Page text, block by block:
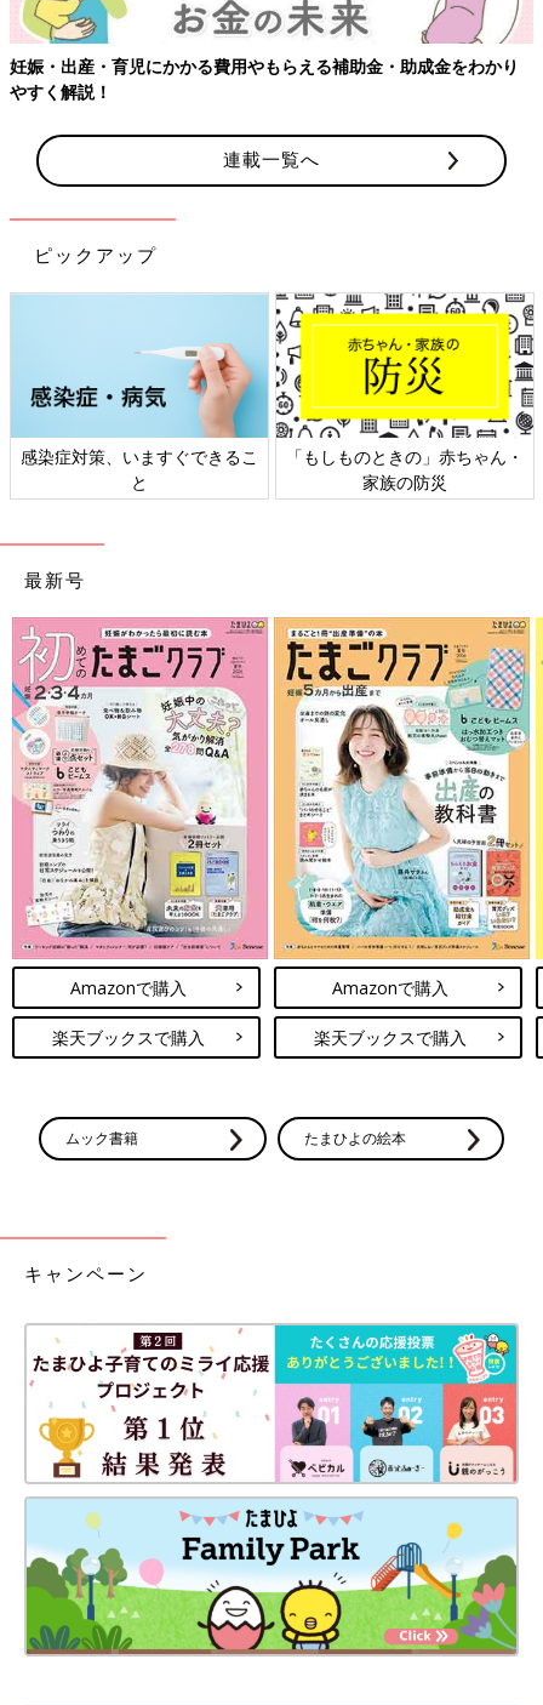
【ワクチン接種できるものも】妊婦の感染症対策、知っておいて！
連載一覧へ
ピックアップ
日本外来小児科学会リーフレッ
ト検討会
六星占術 細木かおりさんの人生
相談
最新号
Amazonで購入
楽天ブックスで購入
Amazonで購入
楽天ブックスで購入
ムック書籍 たまひよの絵本
キャンペーン